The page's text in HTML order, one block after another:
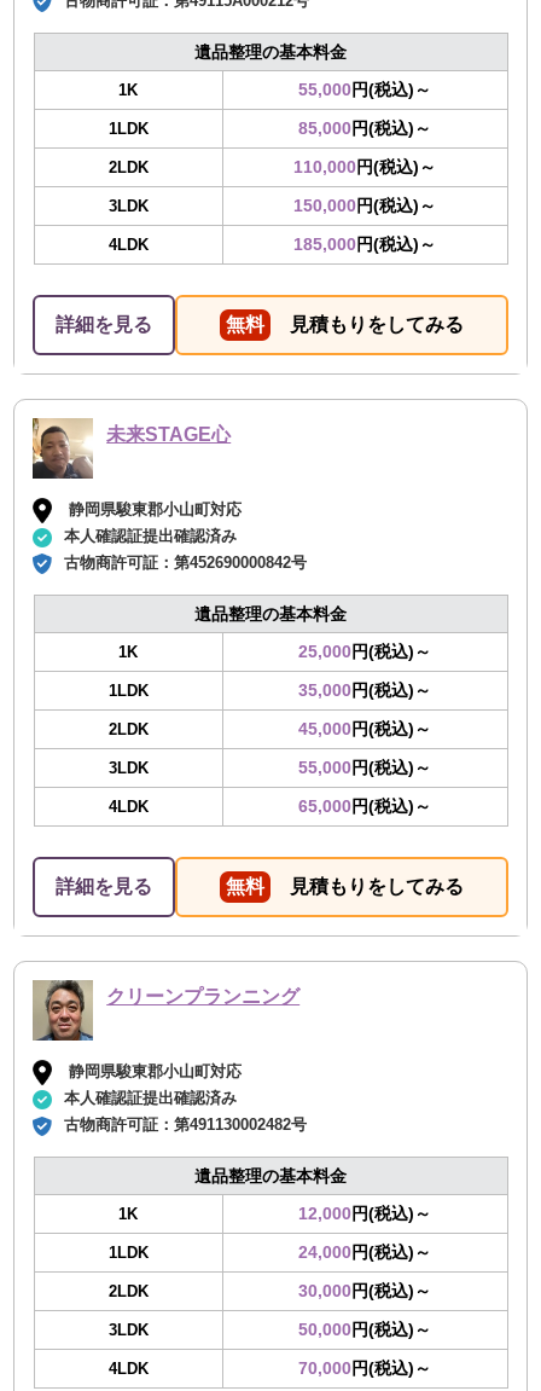
遺品整理の基本料金
1K 55,000円(税込)～
1LDK 85,000円(税込)～
2LDK 110,000円(税込)～
3LDK 150,000円(税込)～
4LDK 185,000円(税込)～
詳細を見る 無料 見積もりをしてみる
未来STAGE心
静岡県駿東郡小山町対応
本人確認証提出確認済み
古物商許可証：第452690000842号
遺品整理の基本料金
1K 25,000円(税込)～
1LDK 35,000円(税込)～
2LDK 45,000円(税込)～
3LDK 55,000円(税込)～
4LDK 65,000円(税込)～
詳細を見る 無料 見積もりをしてみる
クリーンプランニング
静岡県駿東郡小山町対応
本人確認証提出確認済み
古物商許可証：第491130002482号
遺品整理の基本料金
1K 12,000円(税込)～
1LDK 24,000円(税込)～
2LDK 30,000円(税込)～
3LDK 50,000円(税込)～
4LDK 70,000円(税込)～